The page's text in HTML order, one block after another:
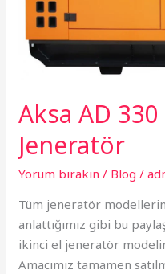
Aksa AD
Jeneratör
Yorum bırakın / Blog /
Tüm jeneratör
anlattığımız gibi bu
ikinci el jeneratör
Amacımız tamamen
Jeneratör